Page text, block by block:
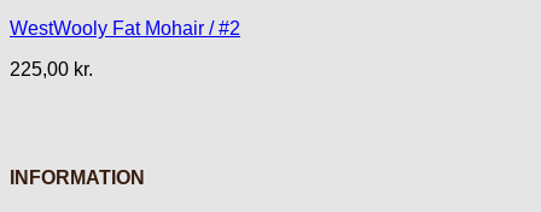
WestWooly Fat Mohair / #2
225,00 kr.
INFORMATION